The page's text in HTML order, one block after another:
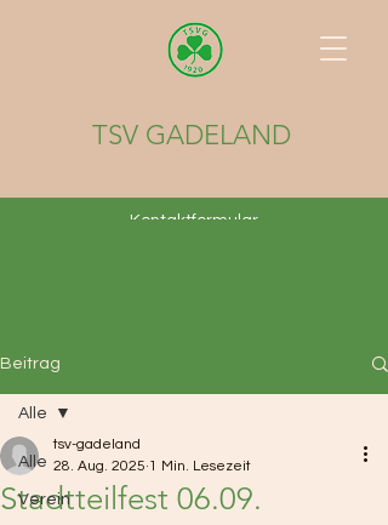
TSV GADELAND
Kontaktformular
Beitrag
Alle
Verein
Alle
Stadtteilfest 06.09.
tsv-gadeland
28. Aug. 2025 1 Min. Lesezeit